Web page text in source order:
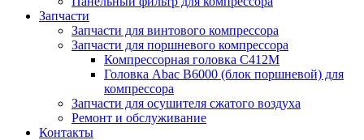
Запчасти
Запчасти для винтового компрессора
Запчасти для поршневого компрессора
Компрессорная головка С412М
Головка Abac B6000 (блок поршневой) для
компрессора
Запчасти для осушителя сжатого воздуха
Ремонт и обслуживание
Контакты